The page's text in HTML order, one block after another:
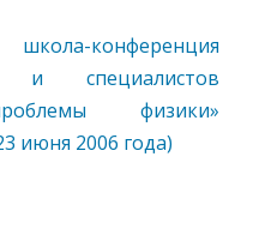
конференция
и специалистов
физики»
июня 2006 года)